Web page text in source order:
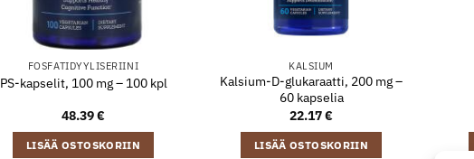
FOSFATIDYYLISERIINI
PS-kapselit, 100 mg – 100 kpl
48.39€
LISÄÄ OSTOSKORIIN
KALSIUM
Kalsium-D-glukaraatti, 200 mg –
60 kapselia
22.17€
LISÄÄ OSTOSKORIIN